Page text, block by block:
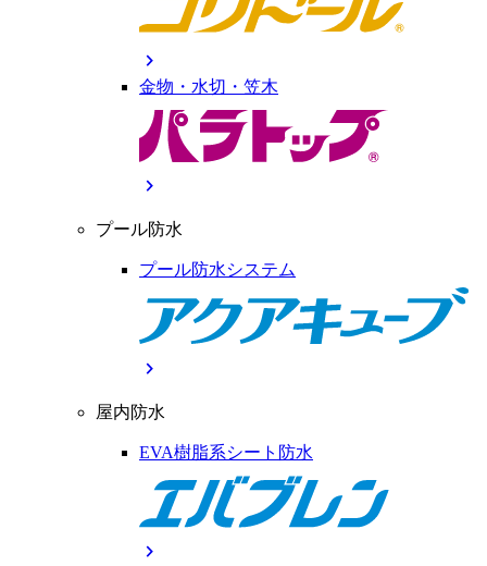
chevron_right
金物・水切・笠木
chevron_right
プール防水
プール防水システム
chevron_right
屋内防水
EVA樹脂系シート防水
chevron_right